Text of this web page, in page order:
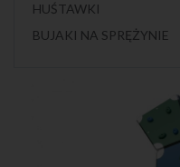
HUŚTAWKI
BUJAKI NA SPRĘŻYNIE